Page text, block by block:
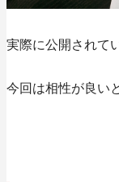
実際に公開されて
今回は相性が良い